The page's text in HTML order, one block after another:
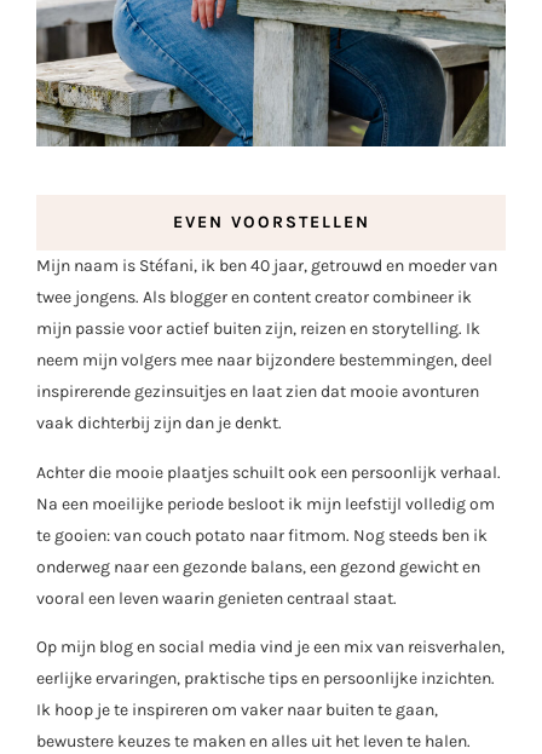
EVEN VOORSTELLEN
Mijn naam is Stéfani, ik ben 40 jaar, getrouwd en moeder van
twee jongens. Als blogger en content creator combineer ik
mijn passie voor actief buiten zijn, reizen en storytelling. Ik
neem mijn volgers mee naar bijzondere bestemmingen, deel
inspirerende gezinsuitjes en laat zien dat mooie avonturen
vaak dichterbij zijn dan je denkt.
Achter die mooie plaatjes schuilt ook een persoonlijk verhaal.
Na een moeilijke periode besloot ik mijn leefstijl volledig om
te gooien: van couch potato naar fitmom. Nog steeds ben ik
onderweg naar een gezonde balans, een gezond gewicht en
vooral een leven waarin genieten centraal staat.
Op mijn blog en social media vind je een mix van reisverhalen,
eerlijke ervaringen, praktische tips en persoonlijke inzichten.
Ik hoop je te inspireren om vaker naar buiten te gaan,
bewustere keuzes te maken en alles uit het leven te halen.